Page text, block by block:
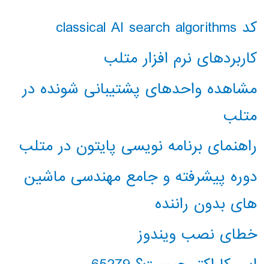
کد classical AI search algorithms
کاربردهای نرم افزار متلب
مشاهده واحدهای پشتیبانی شونده در
متلب
راهنمای برنامه نویسی پایتون در متلب
دوره پیشرفته و جامع مهندسی ماشین
های بدون راننده
خطای نصب ویندوز